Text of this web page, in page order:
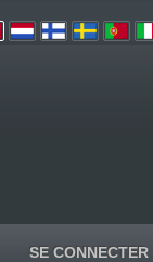
SE CONNECTER